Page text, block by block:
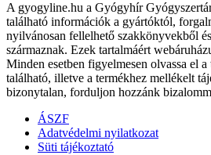
A gyogyline.hu a Gyógyhír
található információk a gyártóktól,
nyilvánosan fellelhető szakkönyvekből
származnak. Ezek tartalmáért
Minden esetben figyelmesen olvassa el a
található, illetve a termékhez mellékelt
bizonytalan, forduljon hozzánk
ÁSZF
Adatvédelmi nyilatkozat
Süti tájékoztató